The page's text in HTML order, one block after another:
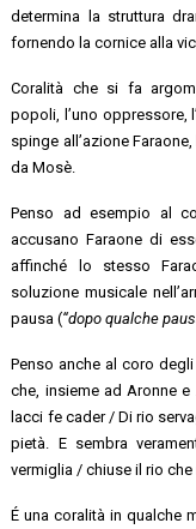
determina la struttura
fornendo la cornice alla
Coralità che si fa
popoli, l’uno oppressore,
spinge all’azione
da Mosè.
Penso ad esempio al
accusano Faraone di
affinché lo stesso
soluzione musicale
pausa (“dopo qualche
Penso anche al coro degli
che, insieme ad Aronne
lacci fe cader / Di rio
pietà. E sembra
vermiglia / chiuse il rio che
É una coralità in qualche